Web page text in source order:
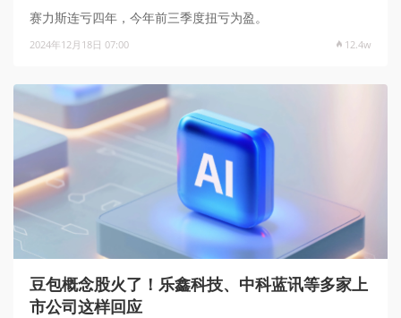
赛力斯连亏四年，今年前三季度扭亏为盈。
2024年12月18日 07:00 12.4w
豆包概念股火了！乐鑫科技、中科蓝讯等多家上
市公司这样回应